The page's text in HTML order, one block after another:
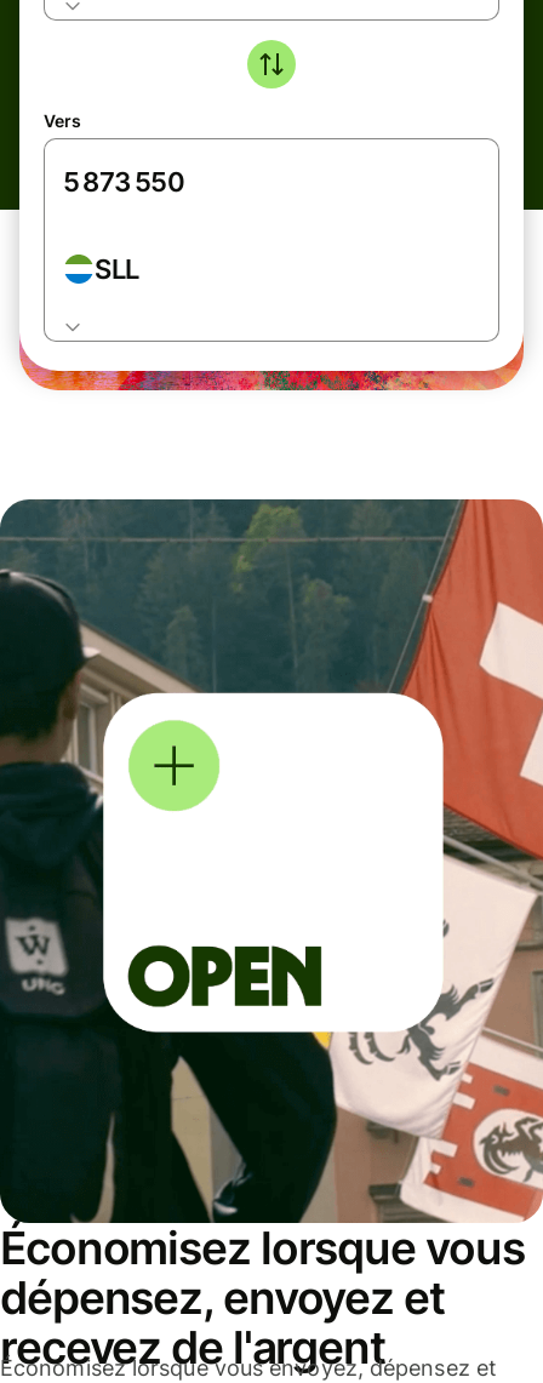
Vers
SLL
Économisez lorsque vous
dépensez, envoyez et
recevez de l'argent
Économisez lorsque vous envoyez, dépensez et